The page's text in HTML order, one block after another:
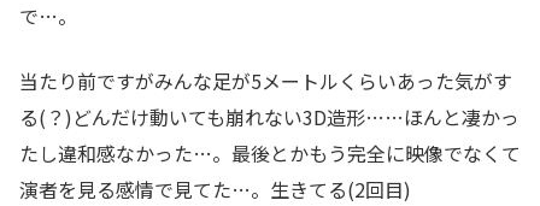
で…。
当たり前ですがみんな足が5メートルくらいあった気がす
る(？)どんだけ動いても崩れない3D造形……ほんと凄かっ
たし違和感なかった…。最後とかもう完全に映像でなくて
演者を見る感情で見てた…。生きてる(2回目)